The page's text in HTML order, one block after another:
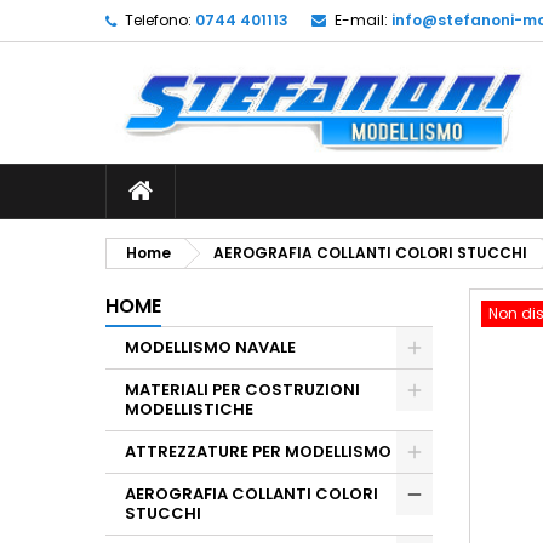
Telefono: 0744 401113 E-mail: info@stefanoni-
Home AEROGRAFIA COLLANTI COLORI STUCCHI
HOME
MODELLISMO NAVALE
MATERIALI PER COSTRUZIONI
MODELLISTICHE
ATTREZZATURE PER MODELLISMO
AEROGRAFIA COLLANTI COLORI
STUCCHI
Non